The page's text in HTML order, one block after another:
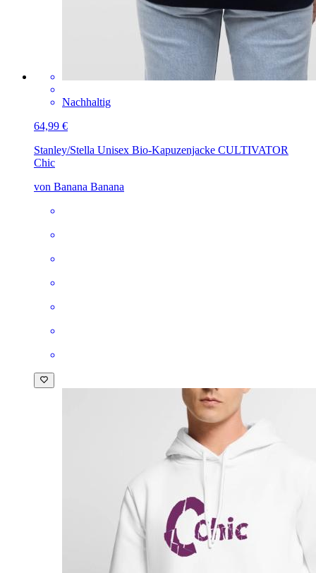
Nachhaltig
64,99 €
Stanley/Stella Unisex Bio-Kapuzenjacke CULTIVATOR
Chic
von Banana Banana